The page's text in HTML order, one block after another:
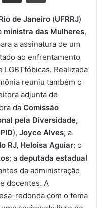
de Janeiro (UFRRJ)
ministra das Mulheres,
a assinatura de um
ao enfrentamento
Realizada
reuniu também o
adjunta de
da Comissão
pela Diversidade,
), Joyce Alves; a
RJ, Heloisa Aguiar; o
; a deputada estadual
da administração
docentes. A
redonda com o tema